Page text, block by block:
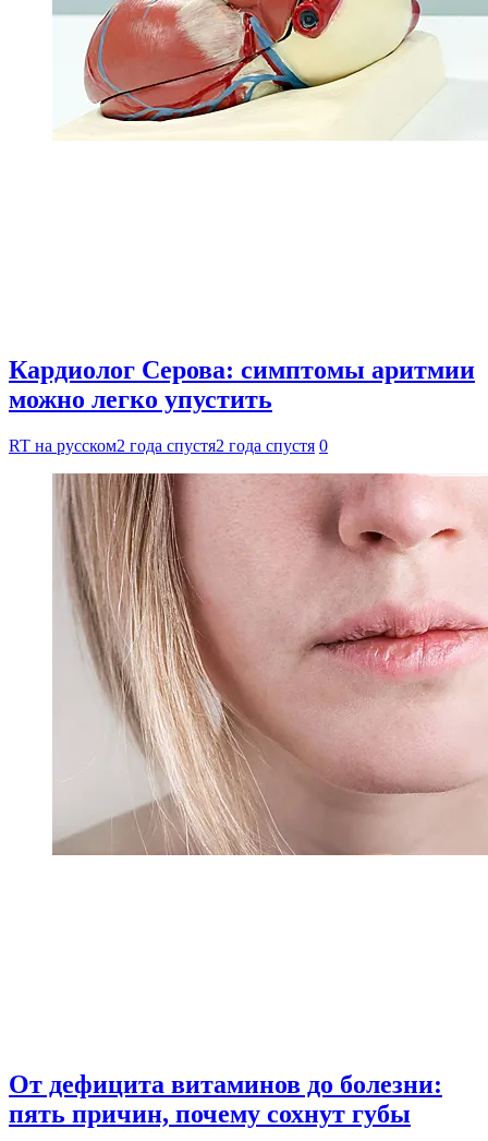
Кардиолог Серова: симптомы аритмии
можно легко упустить
RT на русском2 года спустя2 года спустя 0
От дефицита витаминов до болезни:
пять причин, почему сохнут губы